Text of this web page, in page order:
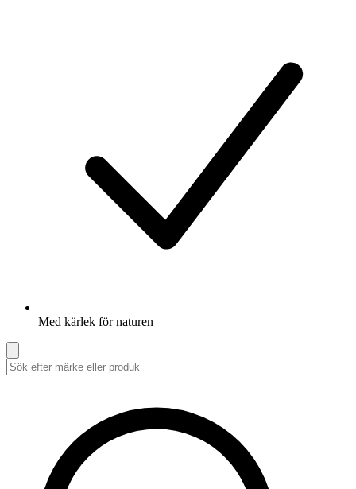
Med kärlek för naturen